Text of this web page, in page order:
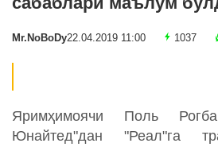
Mr.NoBoDy22.04.2019 11:00 1037
Яримҳимоячи Поль
Юнайтед"дан "Реал"га